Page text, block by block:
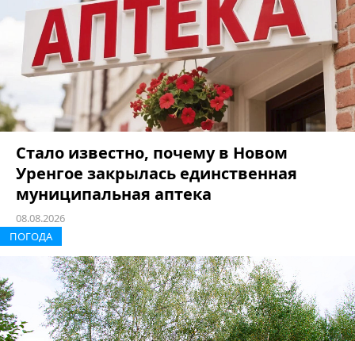
Стало известно, почему в Новом
Уренгое закрылась единственная
муниципальная аптека
08.08.2026
ПОГОДА